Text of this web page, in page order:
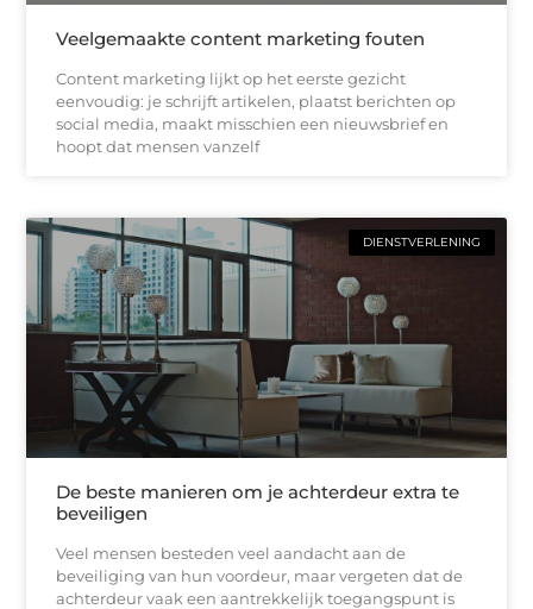
Veelgemaakte content marketing fouten
Content marketing lijkt op het eerste gezicht
eenvoudig: je schrijft artikelen, plaatst berichten op
social media, maakt misschien een nieuwsbrief en
hoopt dat mensen vanzelf
DIENSTVERLENING
De beste manieren om je achterdeur extra te
beveiligen
Veel mensen besteden veel aandacht aan de
beveiliging van hun voordeur, maar vergeten dat de
achterdeur vaak een aantrekkelijk toegangspunt is